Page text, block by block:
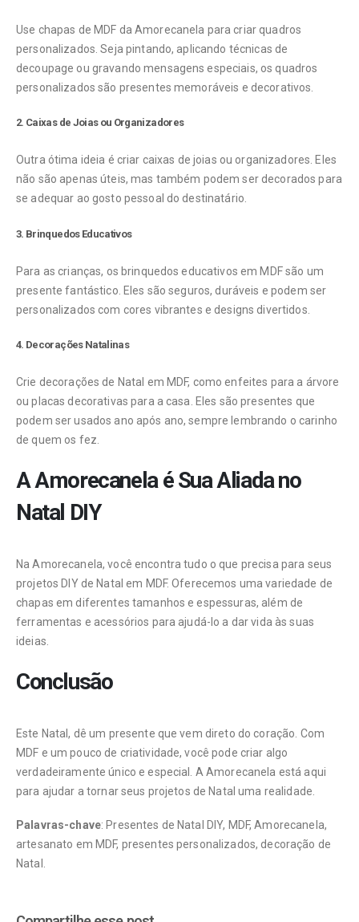
Use chapas de MDF da Amorecanela para criar quadros
personalizados. Seja pintando, aplicando técnicas de
decoupage ou gravando mensagens especiais, os quadros
personalizados são presentes memoráveis e decorativos.
2. Caixas de Joias ou Organizadores
Outra ótima ideia é criar caixas de joias ou organizadores. Eles
não são apenas úteis, mas também podem ser decorados para
se adequar ao gosto pessoal do destinatário.
3. Brinquedos Educativos
Para as crianças, os brinquedos educativos em MDF são um
presente fantástico. Eles são seguros, duráveis e podem ser
personalizados com cores vibrantes e designs divertidos.
4. Decorações Natalinas
Crie decorações de Natal em MDF, como enfeites para a árvore
ou placas decorativas para a casa. Eles são presentes que
podem ser usados ano após ano, sempre lembrando o carinho
de quem os fez.
A Amorecanela é Sua Aliada no
Natal DIY
Na Amorecanela, você encontra tudo o que precisa para seus
projetos DIY de Natal em MDF. Oferecemos uma variedade de
chapas em diferentes tamanhos e espessuras, além de
ferramentas e acessórios para ajudá-lo a dar vida às suas
ideias.
Conclusão
Este Natal, dê um presente que vem direto do coração. Com
MDF e um pouco de criatividade, você pode criar algo
verdadeiramente único e especial. A Amorecanela está aqui
para ajudar a tornar seus projetos de Natal uma realidade.
Palavras-chave: Presentes de Natal DIY, MDF, Amorecanela,
artesanato em MDF, presentes personalizados, decoração de
Natal.